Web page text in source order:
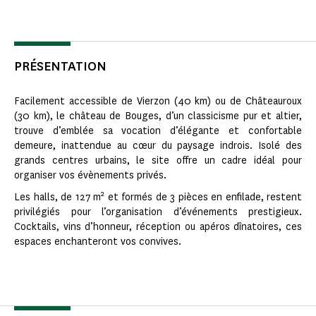
PRÉSENTATION
Facilement accessible de Vierzon (40 km) ou de Châteauroux
(30 km), le château de Bouges, d’un classicisme pur et altier,
trouve d’emblée sa vocation d’élégante et confortable
demeure, inattendue au cœur du paysage indrois. Isolé des
grands centres urbains, le site offre un cadre idéal pour
organiser vos évènements privés.
Les halls, de 127 m2 et formés de 3 pièces en enfilade, restent
privilégiés pour l’organisation d’événements prestigieux.
Cocktails, vins d’honneur, réception ou apéros dînatoires, ces
espaces enchanteront vos convives.